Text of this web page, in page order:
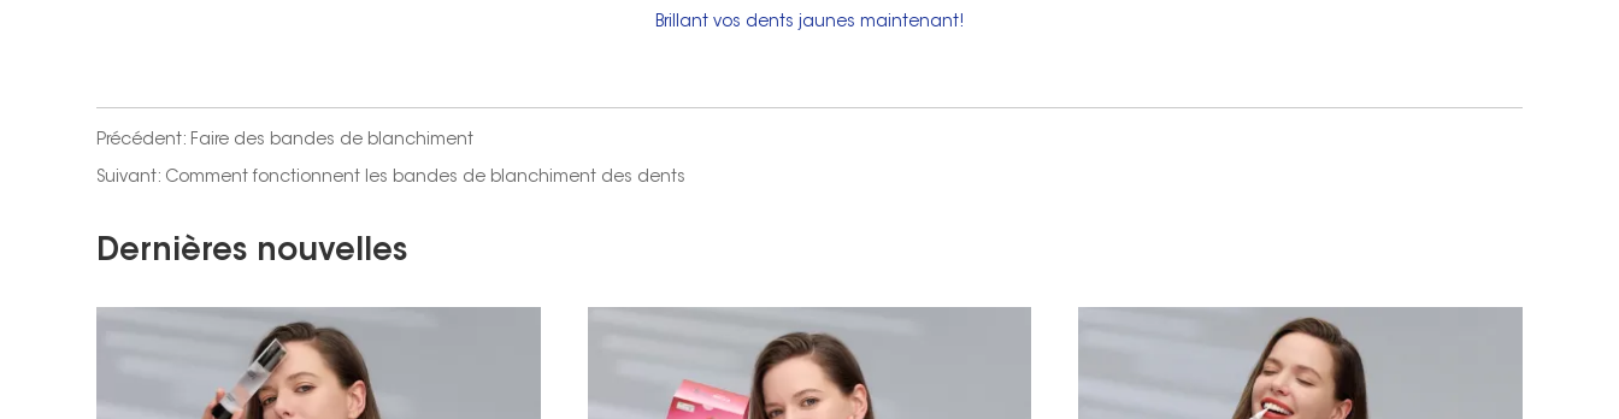
Brillant vos dents jaunes maintenant!
Précédent: Faire des bandes de blanchiment
Suivant: Comment fonctionnent les bandes de blanchiment des dents
Dernières nouvelles